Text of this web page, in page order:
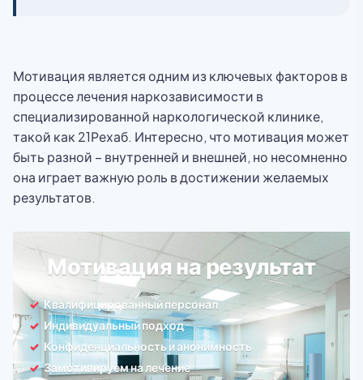
Мотивация является одним из ключевых факторов в
процессе лечения наркозависимости в
специализированной наркологической клинике,
такой как 21Рехаб. Интересно, что мотивация может
быть разной – внутренней и внешней, но несомненно
она играет важную роль в достижении желаемых
результатов.
Мотивация на результат
Квалифицированный персонал
Индивидуальный подход
Конфиденциальность и анонимность
Замотивируем на лечение